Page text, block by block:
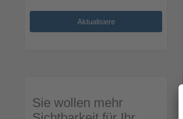
Sie wollen mehr